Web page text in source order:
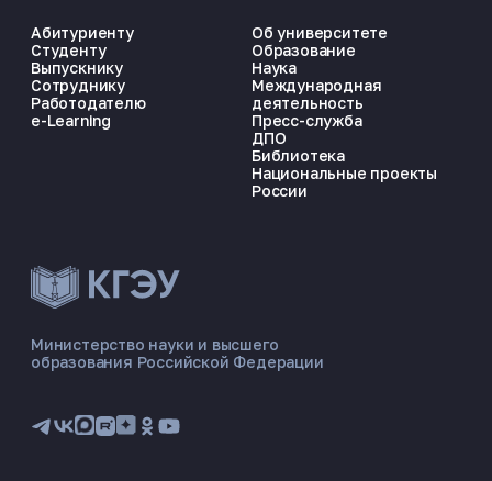
ЭНЕРГОКОД — ПОМОЩНИК КГЭУ
📋 Приёмная комиссия
🏠 Общежитие
Министерство науки и высшего
образования Российской Федерации
Абитуриенту
Студенту
Выпускнику
Сотруднику
Работодателю
e-Learning
Об университете
Образование
Наука
Международная
деятельность
Пресс-служба
ДПО
Библиотека
Национальные проекты
России